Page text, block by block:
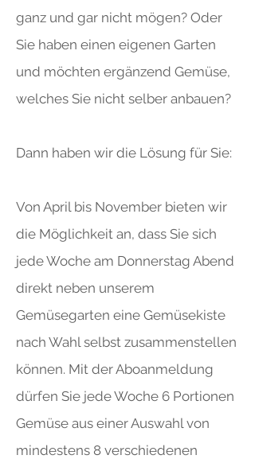
ganz und gar nicht mögen? Oder
Sie haben einen eigenen Garten
und möchten ergänzend Gemüse,
welches Sie nicht selber anbauen?
Dann haben wir die Lösung für Sie:
Von April bis November bieten wir
die Möglichkeit an, dass Sie sich
jede Woche am Donnerstag Abend
direkt neben unserem
Gemüsegarten eine Gemüsekiste
nach Wahl selbst zusammenstellen
können. Mit der Aboanmeldung
dürfen Sie jede Woche 6 Portionen
Gemüse aus einer Auswahl von
mindestens 8 verschiedenen